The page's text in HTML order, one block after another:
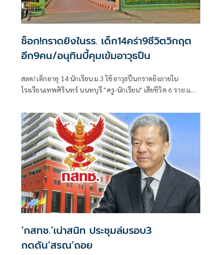
ช็อก!กราดยิงในรร. เด็ก14คร่า9ชีวิตวิกฤต
อีก9คน/อนุทินบี้คุมเข้มอาวุธปืน
สลด! เด็กอายุ 14 นักเรียน ม.3 ใช้อาวุธปืนกราดยิงภายใน
โรงเรียนเทพศิรินทร์ นนทบุรี "ครู-นักเรียน" เสียชีวิต 6 ราย และ
‘กสทช.’เน่าสนิท ประชุมล่มรอบ3
กดดัน‘สรณ’ถอย